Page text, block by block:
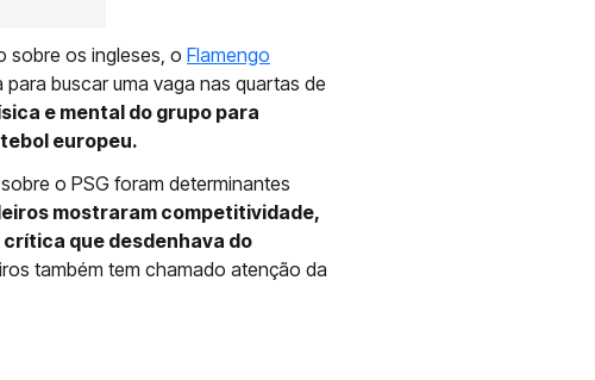
sobre os ingleses, o Flamengo
buscar uma vaga nas quartas de
e mental do grupo para
europeu.
o PSG foram determinantes
mostraram competitividade,
que desdenhava do
também tem chamado atenção da